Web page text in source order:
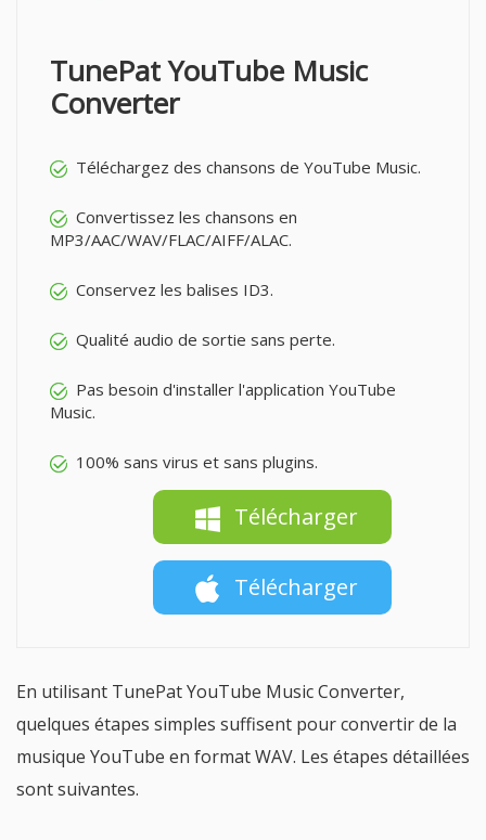
TunePat YouTube Music
Converter
Téléchargez des chansons de YouTube Music.
Convertissez les chansons en
MP3/AAC/WAV/FLAC/AIFF/ALAC.
Conservez les balises ID3.
Qualité audio de sortie sans perte.
Pas besoin d'installer l'application YouTube
Music.
100% sans virus et sans plugins.
Télécharger
Télécharger
En utilisant TunePat YouTube Music Converter,
quelques étapes simples suffisent pour convertir de la
musique YouTube en format WAV. Les étapes détaillées
sont suivantes.